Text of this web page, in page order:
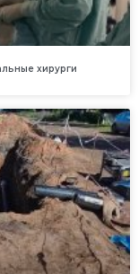
хирурги